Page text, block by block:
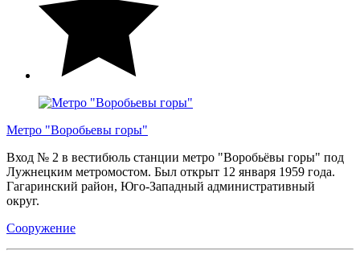
Метро "Воробьевы горы"
Вход № 2 в вестибюль станции метро "Воробьёвы горы" под
Лужнецким метромостом. Был открыт 12 января 1959 года.
Гагаринский район, Юго-Западный административный
округ.
Сооружение